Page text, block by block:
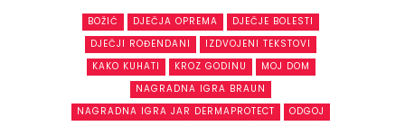
BOŽIĆ DJEČJA OPREMA
DJEČJE BOLESTI
DJEČJI ROĐENDANI
IZDVOJENI TEKSTOVI
KAKO KUHATI
KROZ GODINU
MOJ DOM
NAGRADNA IGRA BRAUN
NAGRADNA IGRA JAR DERMAPROTECT
ODGOJ